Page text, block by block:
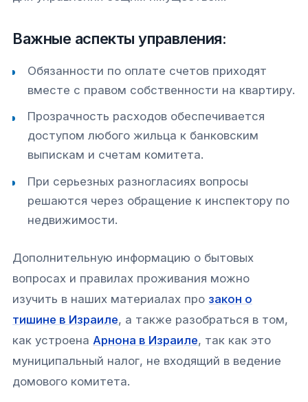
Важные аспекты управления:
Обязанности по оплате счетов приходят
вместе с правом собственности на квартиру.
Прозрачность расходов обеспечивается
доступом любого жильца к банковским
выпискам и счетам комитета.
При серьезных разногласиях вопросы
решаются через обращение к инспектору по
недвижимости.
Дополнительную информацию о бытовых
вопросах и правилах проживания можно
изучить в наших материалах про закон о
тишине в Израиле, а также разобраться в том,
как устроена Арнона в Израиле, так как это
муниципальный налог, не входящий в ведение
домового комитета.